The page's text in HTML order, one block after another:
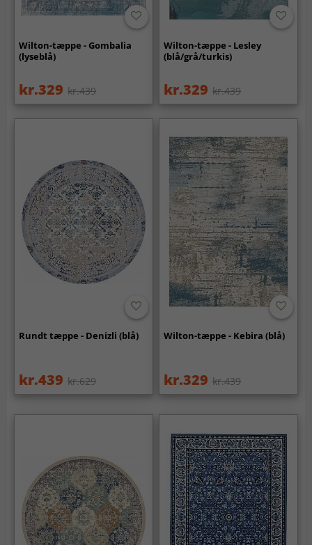
Wilton-tæppe - Gombalia
(lyseblå)
kr.329 kr.439
Wilton-tæppe - Lesley
(blå/grå/turkis)
kr.329 kr.439
Rundt tæppe - Denizli (blå)
kr.439 kr.629
Wilton-tæppe - Kebira (blå)
kr.329 kr.439